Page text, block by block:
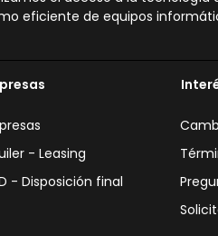
eficiente de equipos
- Leasing
- Disposición final